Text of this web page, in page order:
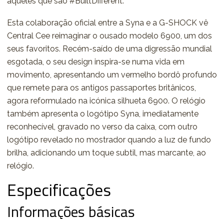
Esta colaboração oficial entre a Syna e a G-SHOCK vê
Central Cee reimaginar o ousado modelo 6900, um dos
seus favoritos. Recém-saído de uma digressão mundial
esgotada, o seu design inspira-se numa vida em
movimento, apresentando um vermelho bordô profundo
que remete para os antigos passaportes britânicos,
agora reformulado na icónica silhueta 6900. O relógio
também apresenta o logótipo Syna, imediatamente
reconhecível, gravado no verso da caixa, com outro
logótipo revelado no mostrador quando a luz de fundo
brilha, adicionando um toque subtil, mas marcante, ao
relógio.
Especificações
Informações básicas